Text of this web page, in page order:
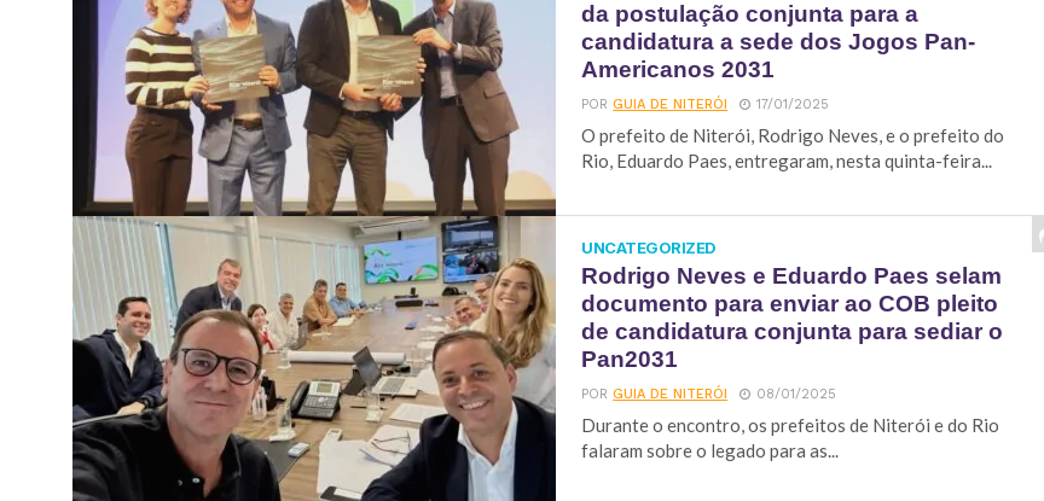
da postulação conjunta para a
candidatura a sede dos Jogos Pan-
Americanos 2031
PORGUIA DE NITERÓI 17/01/2025
O prefeito de Niterói, Rodrigo Neves, e o prefeito do
Rio, Eduardo Paes, entregaram, nesta quinta-feira...
UNCATEGORIZED
Rodrigo Neves e Eduardo Paes selam
documento para enviar ao COB pleito
de candidatura conjunta para sediar o
Pan2031
PORGUIA DE NITERÓI 08/01/2025
Durante o encontro, os prefeitos de Niterói e do Rio
falaram sobre o legado para as...